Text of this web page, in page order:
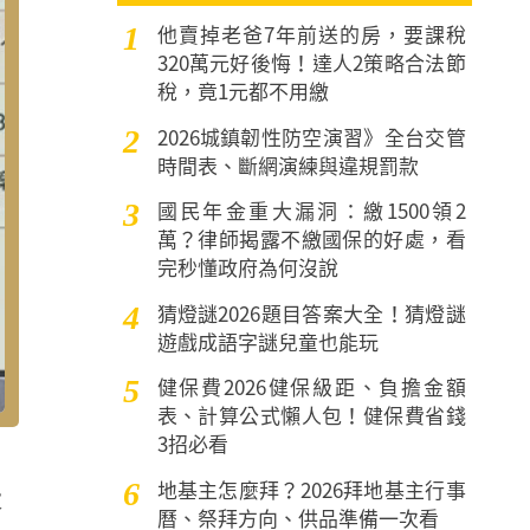
1
他賣掉老爸7年前送的房，要課稅
320萬元好後悔！達人2策略合法節
稅，竟1元都不用繳
2
2026城鎮韌性防空演習》全台交管
時間表、斷網演練與違規罰款
3
國民年金重大漏洞：繳1500領2
萬？律師揭露不繳國保的好處，看
完秒懂政府為何沒說
4
猜燈謎2026題目答案大全！猜燈謎
遊戲成語字謎兒童也能玩
5
健保費2026健保級距、負擔金額
表、計算公式懶人包！健保費省錢
3招必看
6
地基主怎麼拜？2026拜地基主行事
曆、祭拜方向、供品準備一次看